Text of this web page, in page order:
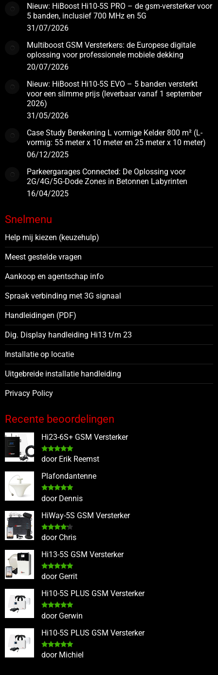
Nieuw: HiBoost Hi10-5S PRO – de gsm-versterker voor
5 banden, inclusief 700 MHz en 5G
31/07/2026
Multiboost GSM Versterkers: de Europese digitale
oplossing voor professionele mobiele dekking
20/07/2026
Nieuw: HiBoost Hi10-5S EVO – 5 banden versterkt
voor een slimme prijs (leverbaar vanaf 1 september
2026)
31/05/2026
Case Study Berekening L vormige Kelder 800 m² (L-
vormig: 55 meter x 10 meter en 25 meter x 10 meter)
06/12/2025
Parkeergarages Connected: De Oplossing voor
2G/4G/5G-Dode Zones in Betonnen Labyrinten
16/04/2025
Snelmenu
Help mij kiezen (keuzehulp)
Meest gestelde vragen
Aankoop en agentschap info
Spraak verbinding met 3G signaal
Handleidingen (PDF)
Dig. Display handleiding Hi13 t/m 23
Installatie op locatie
Uitgebreide installatie handleiding
Privacy Policy
Recente beoordelingen
Hi23-6S+ GSM Versterker
Gewaardeerd
door Erik Reemst
Plafondantenne
Gewaardeerd
door Dennis
HiWay-5S GSM Versterker
Gewaardeerd
door Chris
Hi13-5S GSM Versterker
Gewaardeerd
door Gerrit
Hi10-5S PLUS GSM Versterker
Gewaardeerd
door Gerwin
Hi10-5S PLUS GSM Versterker
Gewaardeerd
door Michiel